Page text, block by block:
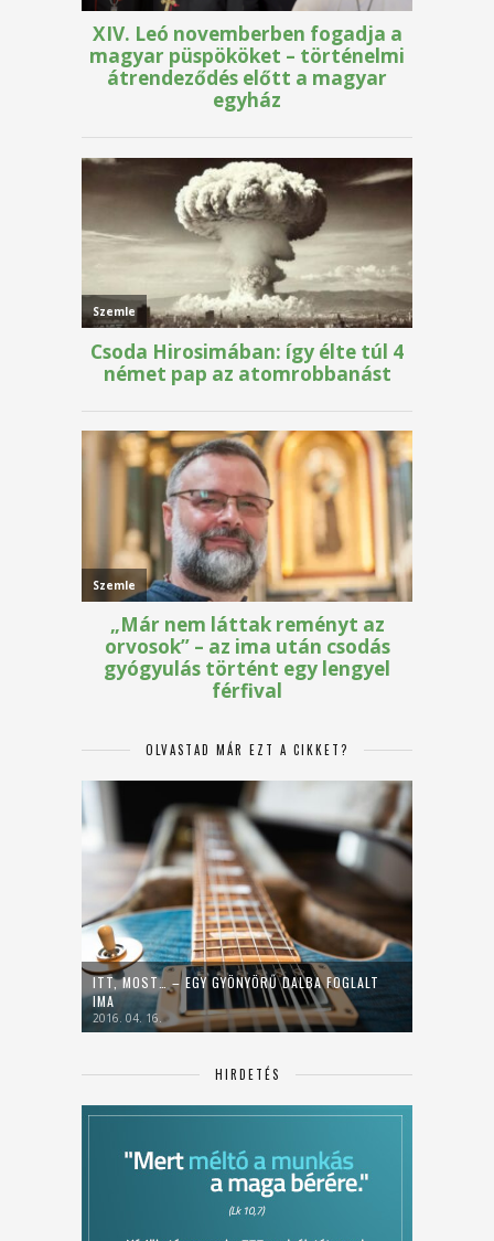
OLVASTAD MÁR EZT A CIKKET?
ITT, MOST… – EGY GYÖNYÖRŰ DALBA FOGLALT
IMA
2016. 04. 16.
HIRDETÉS